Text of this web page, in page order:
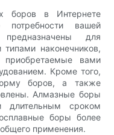
боров в Интернете
потребности вашей
для
наконечников,
приобретаемые вами
Кроме того,
боров, а также
Алмазные боры
длительным сроком
боры более
применения.